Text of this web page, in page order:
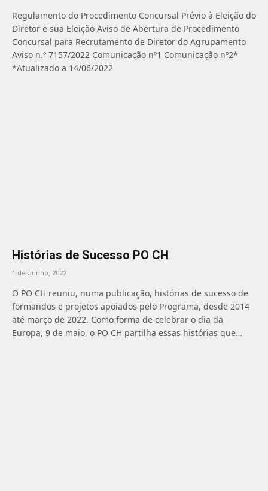
Regulamento do Procedimento Concursal Prévio à Eleição do
Diretor e sua Eleição Aviso de Abertura de Procedimento
Concursal para Recrutamento de Diretor do Agrupamento
Aviso n.º 7157/2022 Comunicação nº1 Comunicação nº2*
*Atualizado a 14/06/2022
Histórias de Sucesso PO CH
1 de Junho, 2022
O PO CH reuniu, numa publicação, histórias de sucesso de
formandos e projetos apoiados pelo Programa, desde 2014
até março de 2022. Como forma de celebrar o dia da
Europa, 9 de maio, o PO CH partilha essas histórias que…